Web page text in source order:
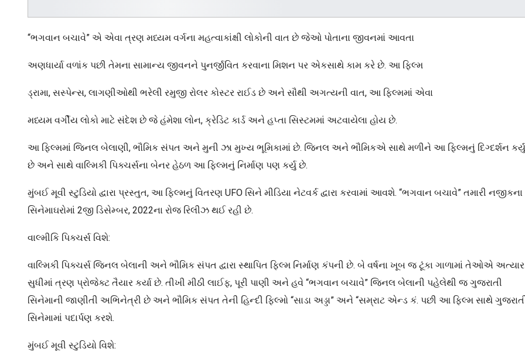
“ભગવાન બચાવે” એ એવા ત્રણ મધ્યમ વર્ગના મહત્વાકાંક્ષી લોકોની વાત છે જેઓ પોતાના જીવનમાં આવતા
અણધાર્યા વળાંક પછી તેમના સામાન્ય જીવનને પુનર્જીવિત કરવાના મિશન પર એકસાથે કામ કરે છે. આ ફિલ્મ
ડ્રામા, સસ્પેન્સ, લાગણીઓથી ભરેલી રમુજી રોલર કોસ્ટર રાઈડ છે અને સૌથી અગત્યની વાત, આ ફિલ્મમાં એવા
મધ્યમ વર્ગીય લોકો માટે સંદેશ છે જે હંમેશા લોન, ક્રેડિટ કાર્ડ અને હપ્તા સિસ્ટમમાં અટવાયેલા હોય છે.
આ ફિલ્મમાં જિનલ બેલાણી, ભૌમિક સંપત અને મુની ઝા મુખ્ય ભૂમિકામાં છે. જિનલ અને ભૌમિકએ સાથે મળીને આ ફિલ્મનું દિગ્દર્શન કર્યુ
છે અને સાથે વાલ્મિકી પિક્ચર્સના બેનર હેઠળ આ ફિલ્મનું નિર્માણ પણ કર્યુ છે.
મુંબઈ મૂવી સ્ટુડિયો દ્વારા પ્રસ્તુત, આ ફિલ્મનું વિતરણ UFO સિને મીડિયા નેટવર્ક દ્વારા કરવામાં આવશે. “ભગવાન બચાવે” તમારી નજીકના
સિનેમાઘરોમાં 2જી ડિસેમ્બર, 2022ના રોજ રિલીઝ થઈ રહી છે.
વાલ્મીકિ પિક્ચર્સ વિશે:
વાલ્મિકી પિક્ચર્સ જિનલ બેલાની અને ભૌમિક સંપત દ્વારા સ્થાપિત ફિલ્મ નિર્માણ કંપની છે. બે વર્ષના ખૂબ જ ટૂંકા ગાળામાં તેઓએ અત્યાર
સુધીમાં ત્રણ પ્રોજેક્ટ તૈયાર કર્યા છે. તીખી મીઠી લાઈફ, પૂરી પાણી અને હવે “ભગવાન બચાવે” જિનલ બેલાની પહેલેથી જ ગુજરાતી
સિનેમાની જાણીતી અભિનેત્રી છે અને ભૌમિક સંપત તેની હિન્દી ફિલ્મો “સાડા અડ્ડા” અને “સમ્રાટ એન્ડ કં. પછી આ ફિલ્મ સાથે
સિનેમામાં પદાર્પણ કરશે.
મુંબઈ મૂવી સ્ટુડિયો વિશે: